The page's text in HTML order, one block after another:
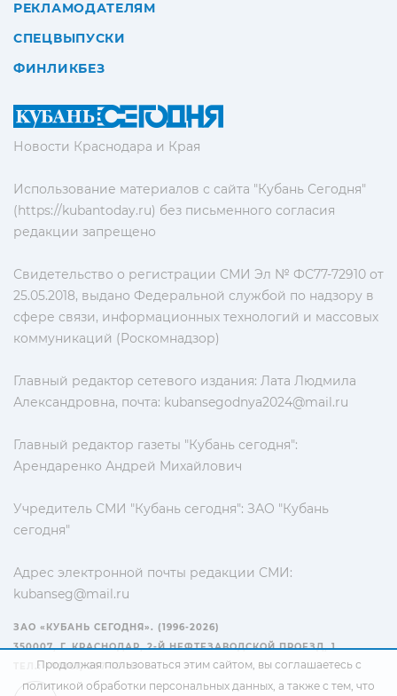
Новости Краснодара и Края
Использование материалов с сайта "Кубань Сегодня"
(https://kubantoday.ru) без письменного согласия
редакции запрещено
Свидетельство о регистрации СМИ Эл № ФС77-72910 от
25.05.2018, выдано Федеральной службой по надзору в
сфере связи, информационных технологий и массовых
коммуникаций (Роскомнадзор)
Главный редактор сетевого издания: Лата Людмила
Александровна, почта: kubansegodnya2024@mail.ru
Главный редактор газеты "Кубань сегодня":
Арендаренко Андрей Михайлович
Учредитель СМИ "Кубань сегодня": ЗАО "Кубань
сегодня"
Адрес электронной почты редакции СМИ:
kubanseg@mail.ru
РЕКЛАМОДАТЕЛЯМ
СПЕЦВЫПУСКИ
ФИНЛИКБЕЗ
ЗАО «КУБАНЬ СЕГОДНЯ». (1996-2026)
350007, Г. КРАСНОДАР, 2-Й НЕФТЕЗАВОДСКОЙ ПРОЕЗД, 1
ТЕЛ.: +7(861) 267-15-15
Продолжая пользоваться этим сайтом, вы соглашаетесь с
политикой обработки персональных данных, а также с тем, что